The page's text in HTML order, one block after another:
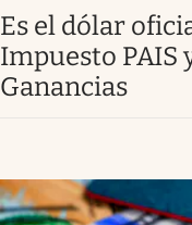
Columnistas
Otras secciones
Clase
Es el dólar oficial más el 30% del
Impuesto PAIS
Ganancias